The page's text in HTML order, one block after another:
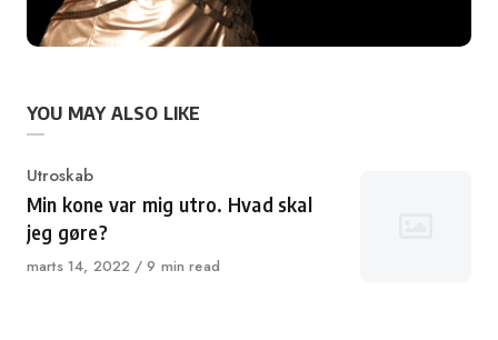
YOU MAY ALSO LIKE
Category
Utroskab
Min kone var mig utro. Hvad skal
jeg gøre?
Published
marts 14, 2022 9 min read